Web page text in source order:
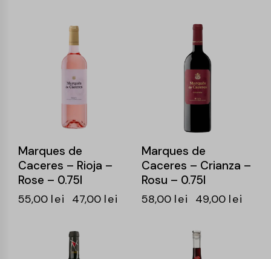
Marques de
Caceres – Rioja –
Rose – 0.75l
55,00 lei 47,00 lei
Marques de
Caceres – Crianza –
Rosu – 0.75l
58,00 lei 49,00 lei